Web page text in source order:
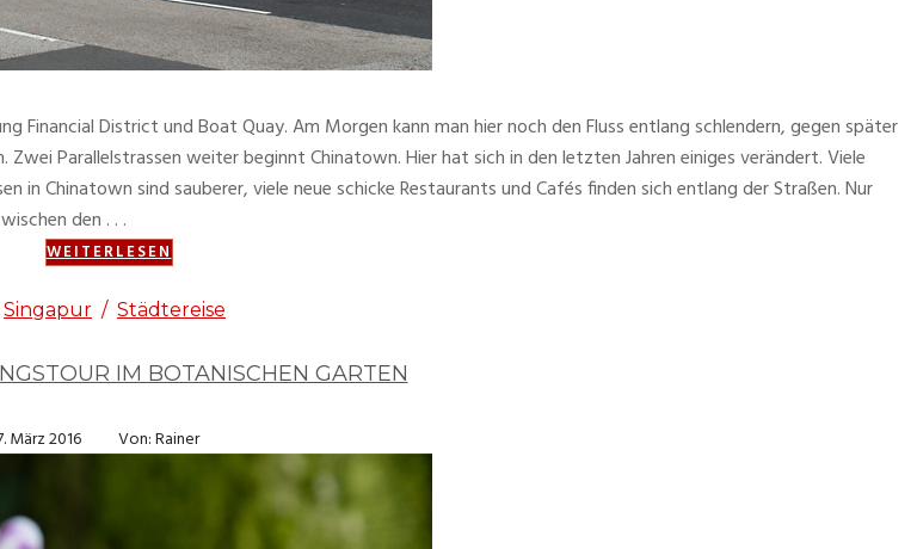
District und Boat Quay. Am Morgen kann man hier noch den Fluss entlang schlendern, gegen später
Parallelstrassen weiter beginnt Chinatown. Hier hat sich in den letzten Jahren einiges verändert. Viele
in Chinatown sind sauberer, viele neue schicke Restaurants und Cafés finden sich entlang der Straßen. Nur
den . . .
WEITERLESEN
Singapur / Städtereise
IM BOTANISCHEN GARTEN
März 2016 Von: Rainer